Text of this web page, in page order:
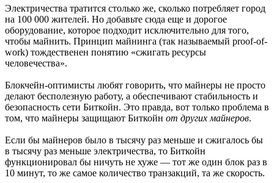
Электричества тратится столько же, сколько потребляет город
на 100 000 жителей. Но добавьте сюда еще и дорогое
оборудование, которое подходит исключительно для того,
чтобы майнить. Принцип майнинга (так называемый proof-of-
work) тождественен понятию «сжигать ресурсы
человечества».
Блокчейн-оптимисты любят говорить, что майнеры не просто
делают бесполезную работу, а обеспечивают стабильность и
безопасность сети Биткойн. Это правда, вот только проблема в
том, что майнеры защищают Биткойн от других майнеров.
Если бы майнеров было в тысячу раз меньше и сжигалось бы
в тысячу раз меньше электричества, то Биткойн
функционировал бы ничуть не хуже — тот же один блок раз в
10 минут, то же самое количество транзакций, та же скорость.